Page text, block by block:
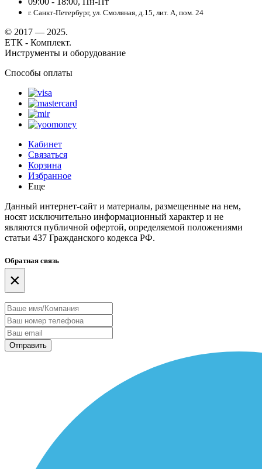
г. Санкт-Петербург, ул. Смоляная, д.15, лит. А, пом. 24
© 2017 — 2025.
ЕТК - Комплект.
Инструменты и оборудование
Способы оплаты
Кабинет
Связаться
Корзина
Избранное
Еще
Данный интернет-сайт и материалы, размещенные на нем,
носят исключительно информационный характер и не
являются публичной офертой, определяемой положениями
статьи 437 Гражданского кодекса РФ.
Обратная связь
×
Отправить